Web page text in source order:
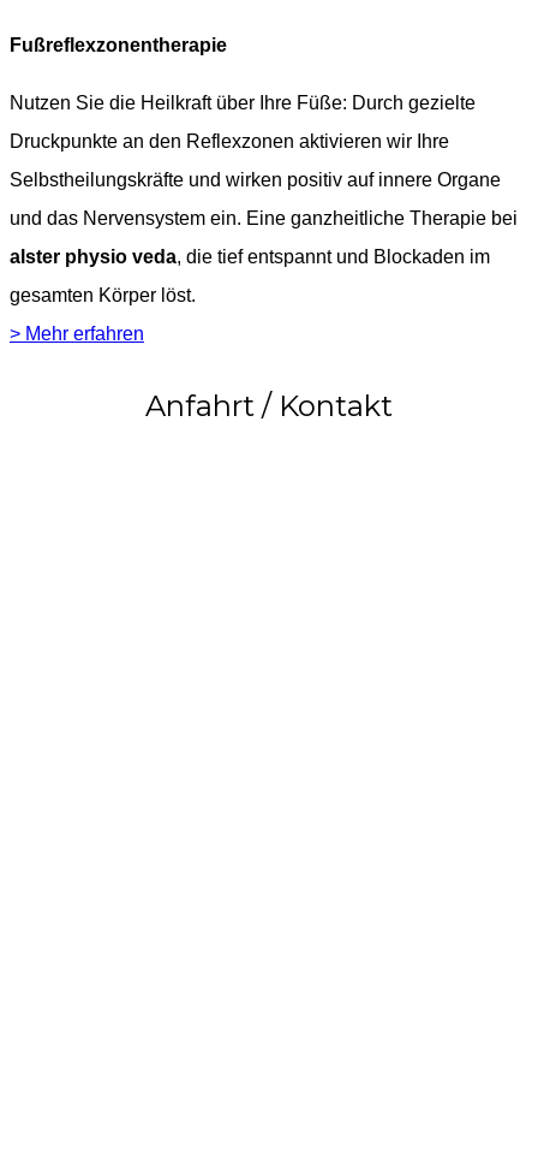
Fußreflexzonentherapie
Nutzen Sie die Heilkraft über Ihre Füße: Durch gezielte
Druckpunkte an den Reflexzonen aktivieren wir Ihre
Selbstheilungskräfte und wirken positiv auf innere Organe
und das Nervensystem ein. Eine ganzheitliche Therapie bei
alster physio veda, die tief entspannt und Blockaden im
gesamten Körper löst.
> Mehr erfahren
Anfahrt / Kontakt